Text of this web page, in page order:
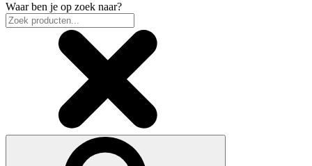
Waar ben je op zoek naar?